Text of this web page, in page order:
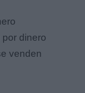
dinero
venden